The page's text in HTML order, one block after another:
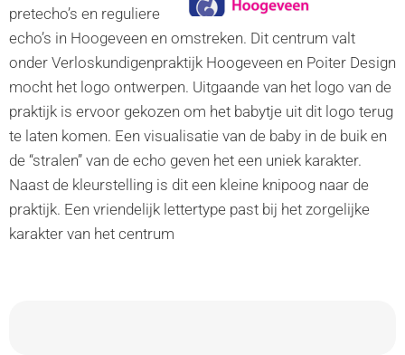
pretecho’s en reguliere
echo’s in Hoogeveen en omstreken. Dit centrum valt
onder Verloskundigenpraktijk Hoogeveen en Poiter Design
mocht het logo ontwerpen. Uitgaande van het logo van de
praktijk is ervoor gekozen om het babytje uit dit logo terug
te laten komen. Een visualisatie van de baby in de buik en
de “stralen” van de echo geven het een uniek karakter.
Naast de kleurstelling is dit een kleine knipoog naar de
praktijk. Een vriendelijk lettertype past bij het zorgelijke
karakter van het centrum